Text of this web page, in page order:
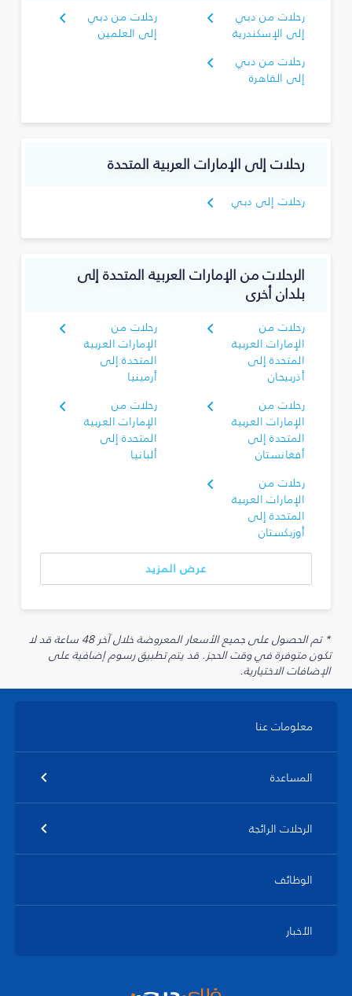
رحلات من دبي
إلى الإسكندرية
رحلات من دبي
إلى العلمين
رحلات من دبي
إلى القاهرة
رحلات إلى الإمارات العربية المتحدة
رحلات إلى دبي
الرحلات من الإمارات العربية المتحدة إلى
بلدان أخرى
رحلات من
الإمارات العربية
المتحدة إلى
أذربيجان
رحلات من
الإمارات العربية
المتحدة إلى
أرمينيا
رحلات من
الإمارات العربية
المتحدة إلى
أفغانستان
رحلات من
الإمارات العربية
المتحدة إلى
ألبانيا
رحلات من
الإمارات العربية
المتحدة إلى
أوزبكستان
عرض المزيد
* تم الحصول على جميع الأسعار المعروضة خلال آخر 48 ساعة قد لا
تكون متوفرة في وقت الحجز. قد يتم تطبيق رسوم إضافية على
الإضافات الاختيارية.
معلومات عنا
المساعدة
الرحلات الرائجة
الوظائف
الأخبار